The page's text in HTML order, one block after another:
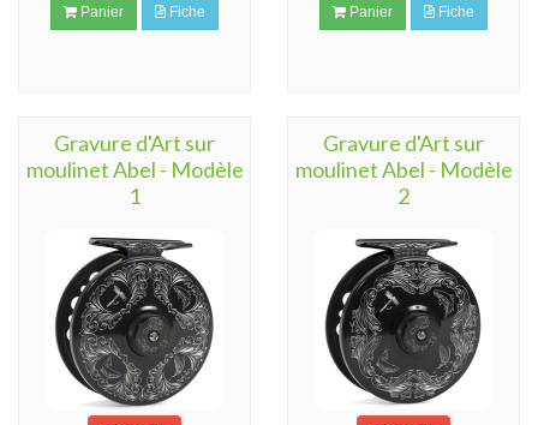
Panier Fiche Panier Fiche
Gravure d'Art sur
moulinet Abel - Modèle
1
Gravure d'Art sur
moulinet Abel - Modèle
2